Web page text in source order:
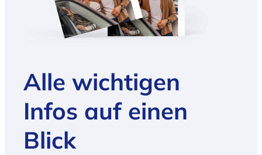
Alle wichtigen
Infos auf einen
Blick